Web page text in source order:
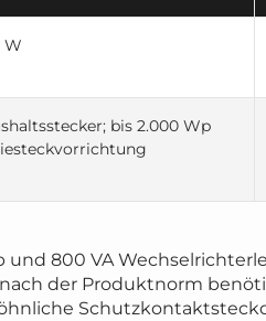
W
bis 2.000 Wp
und 800 VA
der Produktnorm